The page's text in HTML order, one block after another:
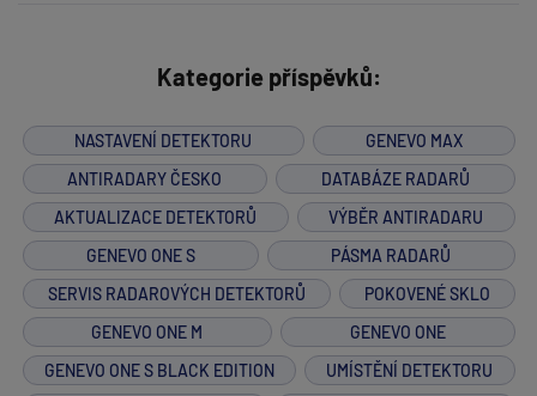
Kategorie příspěvků:
NASTAVENÍ DETEKTORU
GENEVO MAX
ANTIRADARY ČESKO
DATABÁZE RADARŮ
AKTUALIZACE DETEKTORŮ
VÝBĚR ANTIRADARU
GENEVO ONE S
PÁSMA RADARŮ
SERVIS RADAROVÝCH DETEKTORŮ
POKOVENÉ SKLO
GENEVO ONE M
GENEVO ONE
GENEVO ONE S BLACK EDITION
UMÍSTĚNÍ DETEKTORU